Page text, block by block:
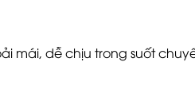
mái, dễ chịu trong suốt